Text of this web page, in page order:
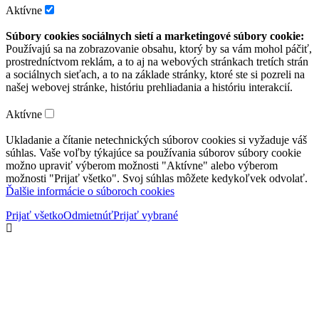
Aktívne
Súbory cookies sociálnych sietí a marketingové súbory cookie:
Používajú sa na zobrazovanie obsahu, ktorý by sa vám mohol páčiť,
prostredníctvom reklám, a to aj na webových stránkach tretích strán
a sociálnych sieťach, a to na základe stránky, ktoré ste si pozreli na
našej webovej stránke, históriu prehliadania a históriu interakcií.
Aktívne
Ukladanie a čítanie netechnických súborov cookies si vyžaduje váš
súhlas. Vaše voľby týkajúce sa používania súborov súbory cookie
možno upraviť výberom možnosti "Aktívne" alebo výberom
možnosti "Prijať všetko". Svoj súhlas môžete kedykoľvek odvolať.
Ďalšie informácie o súboroch cookies
Prijať všetkoOdmietnúťPrijať vybrané